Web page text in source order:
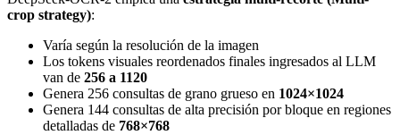
crop strategy):
Varía según la resolución de la imagen
Los tokens visuales reordenados finales ingresados al LLM
van de 256 a 1120
Genera 256 consultas de grano grueso en 1024×1024
Genera 144 consultas de alta precisión por bloque en regiones
detalladas de 768×768